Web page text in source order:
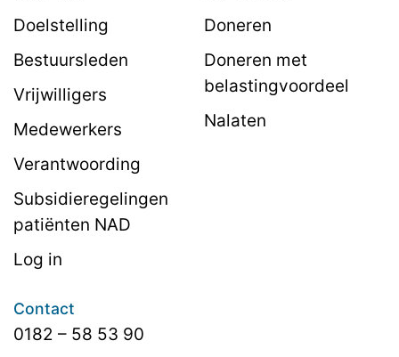
Doelstelling
Bestuursleden
Vrijwilligers
Medewerkers
Verantwoording
Subsidieregelingen
patiënten NAD
Log in
Doneren
Doneren met
belastingvoordeel
Nalaten
Contact
0182 – 58 53 90